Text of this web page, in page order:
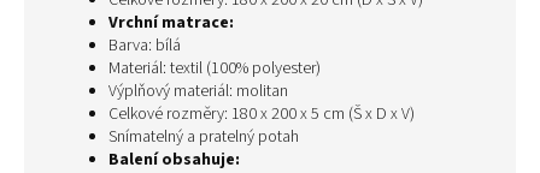
Vrchní matrace:
Barva: bílá
Materiál: textil (100% polyester)
Výplňový materiál: molitan
Celkové rozměry: 180 x 200 x 5 cm (Š x D x V)
Snímatelný a pratelný potah
Balení obsahuje: